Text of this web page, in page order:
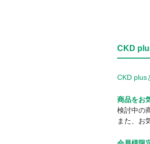
CKD
CKD plus
商品をお
検討中の
また、お